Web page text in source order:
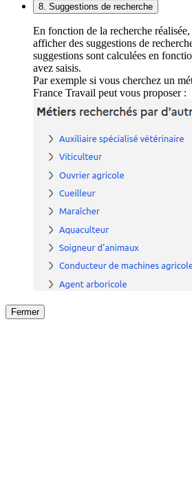
8. Suggestions de recherche
En fonction de la recherche
afficher des suggestions de
suggestions sont calculées en
avez saisis.
Par exemple si vous cherchez un
France Travail peut vous proposer :
Fermer